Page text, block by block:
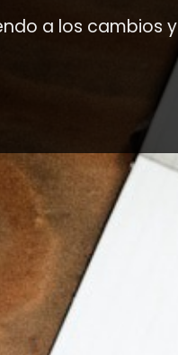
a los cambios y